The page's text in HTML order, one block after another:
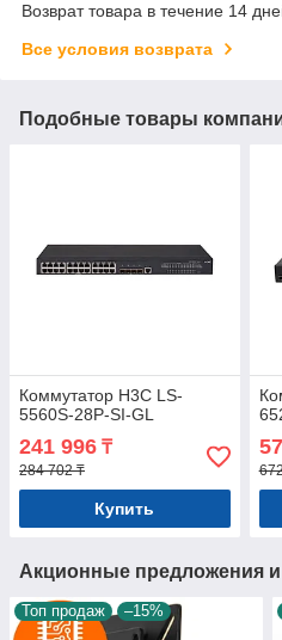
Возврат товара в течение 14
Все условия возврата
Подобные товары
Коммутатор H3C LS-
5560S-28P-SI-GL
241 996 ₸
284 702 ₸
Купить
Акционные предложения
Топ продаж –15%